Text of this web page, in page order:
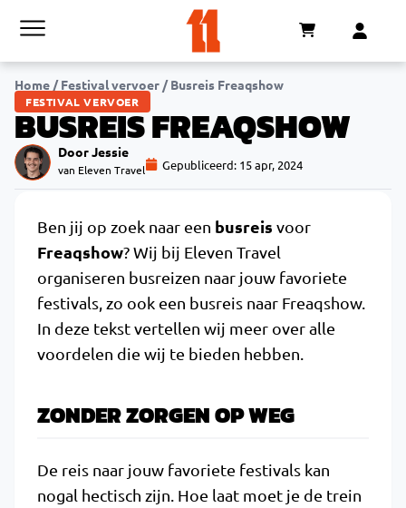
Home /Festival vervoer /Busreis Freaqshow
FESTIVAL VERVOER
BUSREIS FREAQSHOW
Door Jessie
van Eleven Travel Gepubliceerd: 15 apr, 2024
Ben jij op zoek naar een busreis voor
Freaqshow? Wij bij Eleven Travel
organiseren busreizen naar jouw favoriete
festivals, zo ook een busreis naar Freaqshow.
In deze tekst vertellen wij meer over alle
voordelen die wij te bieden hebben.
ZONDER ZORGEN OP WEG
De reis naar jouw favoriete festivals kan
nogal hectisch zijn. Hoe laat moet je de trein